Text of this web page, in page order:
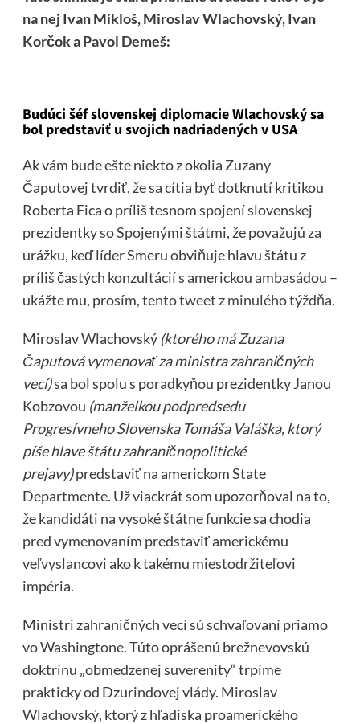
na nej Ivan Mikloš, Miroslav Wlachovský, Ivan
Korčok a Pavol Demeš:
Budúci šéf slovenskej diplomacie Wlachovský sa
bol predstaviť u svojich nadriadených v USA
Ak vám bude ešte niekto z okolia Zuzany
Čaputovej tvrdiť, že sa cítia byť dotknutí kritikou
Roberta Fica o príliš tesnom spojení slovenskej
prezidentky so Spojenými štátmi, že považujú za
urážku, keď líder Smeru obviňuje hlavu štátu z
príliš častých konzultácií s americkou ambasádou –
ukážte mu, prosím,tento tweet z minulého týždňa.
Miroslav Wlachovský (ktorého má Zuzana
Čaputová vymenovať za ministra zahraničných
vecí)sa bol spolu s poradkyňou prezidentky Janou
Kobzovou (manželkou podpredsedu
Progresívneho Slovenska Tomáša Valáška, ktorý
píše hlave štátu zahraničnopolitické
prejavy)predstaviť na americkom State
Departmente. Už viackrát som upozorňoval na to,
že kandidáti na vysoké štátne funkcie sa chodia
pred vymenovaním predstaviť americkému
veľvyslancovi ako k takému miestodržiteľovi
impéria.
Ministri zahraničných vecí sú schvaľovaní priamo
vo Washingtone. Túto oprášenú brežnevovskú
doktrínu „obmedzenej suverenity“ trpíme
prakticky od Dzurindovej vlády. Miroslav
Wlachovský, ktorý z hľadiska proamerického